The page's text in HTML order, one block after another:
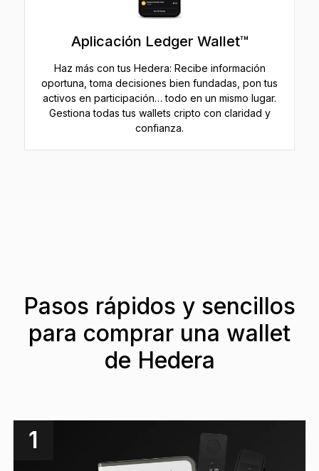
Aplicación Ledger Wallet™
Haz más con tus Hedera: Recibe información
oportuna, toma decisiones bien fundadas, pon tus
activos en participación… todo en un mismo lugar.
Gestiona todas tus wallets cripto con claridad y
confianza.
Pasos rápidos y sencillos
para comprar una wallet
de Hedera
1